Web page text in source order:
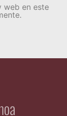
web en este